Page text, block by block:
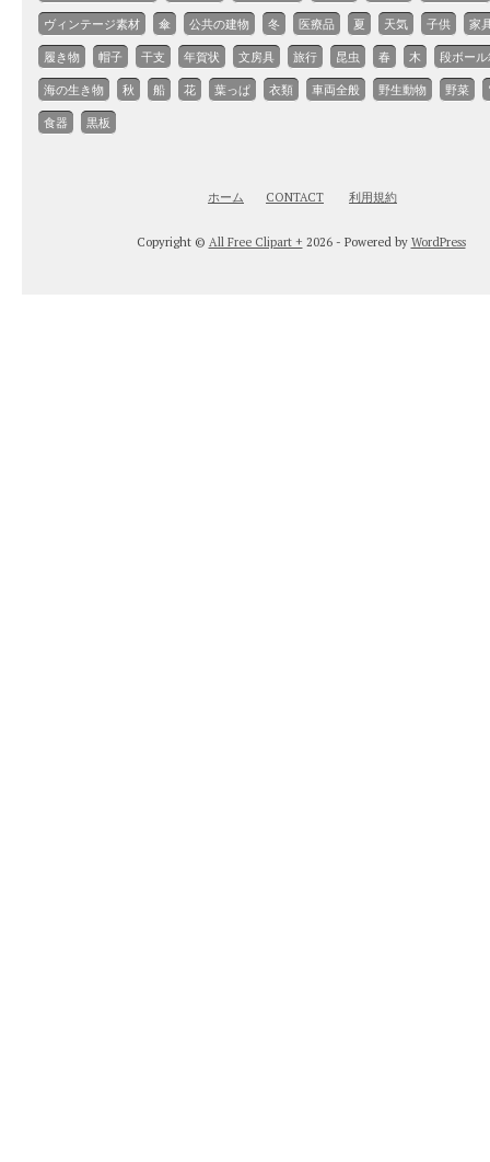
ヴィンテージ素材 傘 公共の建物 冬 医療品 夏 天気 子供 家
履き物 帽子 干支 年賀状 文房具 旅行 昆虫 春 木 段ボー
海の生き物 秋 船 花 葉っぱ 衣類 車両全般 野生動物 野菜
食器 黒板
ホーム CONTACT 利用規約
Copyright © All Free Clipart + 2026 - Powered by WordPress